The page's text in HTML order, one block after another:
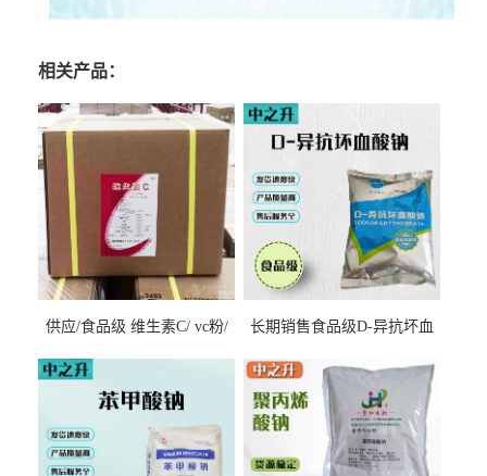
相关产品：
供应/食品级 维生素C/ vc粉/
长期销售食品级D-异抗坏血